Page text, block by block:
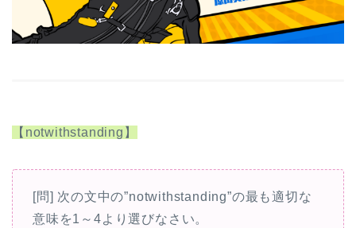
【notwithstanding】
[問] 次の文中の”notwithstanding”の最も適切な
意味を1～4より選びなさい。